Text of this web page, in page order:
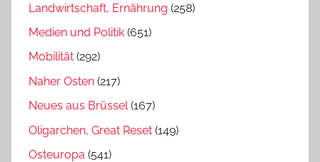
Landwirtschaft, Ernährung (258)
Medien und Politik (651)
Mobilität (292)
Naher Osten (217)
Neues aus Brüssel(167)
Oligarchen, Great Reset (149)
Osteuropa (541)